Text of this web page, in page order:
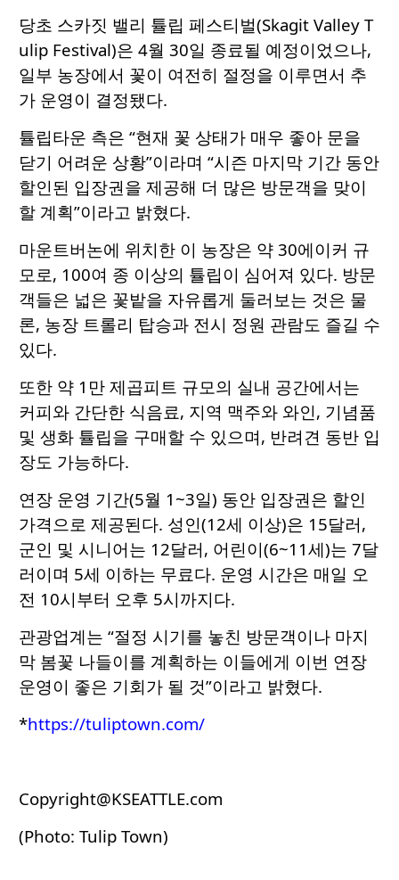
당초 스카짓 밸리 튤립 페스티벌(Skagit Valley T
ulip Festival)은 4월 30일 종료될 예정이었으나,
일부 농장에서 꽃이 여전히 절정을 이루면서 추
가 운영이 결정됐다.
튤립타운 측은 “현재 꽃 상태가 매우 좋아 문을
닫기 어려운 상황”이라며 “시즌 마지막 기간 동안
할인된 입장권을 제공해 더 많은 방문객을 맞이
할 계획”이라고 밝혔다.
마운트버논에 위치한 이 농장은 약 30에이커 규
모로, 100여 종 이상의 튤립이 심어져 있다. 방문
객들은 넓은 꽃밭을 자유롭게 둘러보는 것은 물
론, 농장 트롤리 탑승과 전시 정원 관람도 즐길 수
있다.
또한 약 1만 제곱피트 규모의 실내 공간에서는
커피와 간단한 식음료, 지역 맥주와 와인, 기념품
및 생화 튤립을 구매할 수 있으며, 반려견 동반 입
장도 가능하다.
연장 운영 기간(5월 1~3일) 동안 입장권은 할인
가격으로 제공된다. 성인(12세 이상)은 15달러,
군인 및 시니어는 12달러, 어린이(6~11세)는 7달
러이며 5세 이하는 무료다. 운영 시간은 매일 오
전 10시부터 오후 5시까지다.
관광업계는 “절정 시기를 놓친 방문객이나 마지
막 봄꽃 나들이를 계획하는 이들에게 이번 연장
운영이 좋은 기회가 될 것”이라고 밝혔다.
*https://tuliptown.com/
Copyright@KSEATTLE.com
(Photo: Tulip Town)